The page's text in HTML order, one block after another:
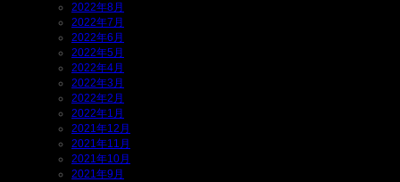
2022年8月
2022年7月
2022年6月
2022年5月
2022年4月
2022年3月
2022年2月
2022年1月
2021年12月
2021年11月
2021年10月
2021年9月